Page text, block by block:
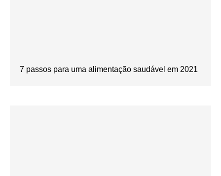
7 passos para uma alimentação saudável em 2021